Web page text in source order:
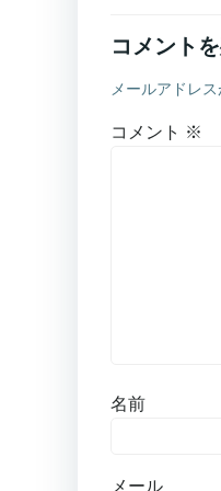
コメント
メールアドレ
コメント ※
名前
メール